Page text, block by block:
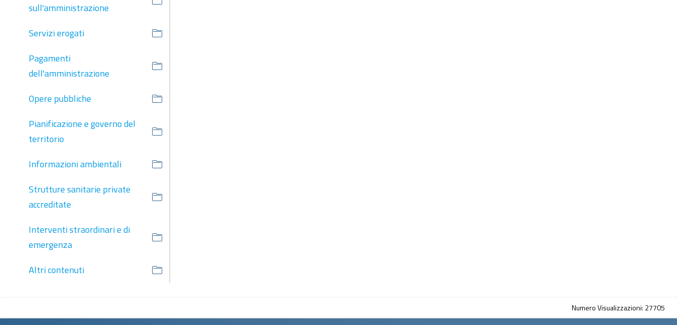
sull'amministrazione
Servizi erogati
Pagamenti
dell'amministrazione
Opere pubbliche
Pianificazione e governo del
territorio
Informazioni ambientali
Strutture sanitarie private
accreditate
Interventi straordinari e di
emergenza
Altri contenuti
Numero Visualizzazioni: 27705